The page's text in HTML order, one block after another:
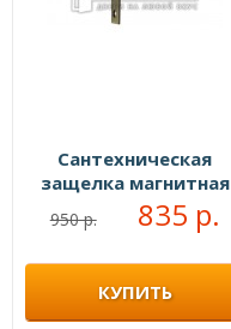
Сантехническая
защелка магнитная
бронза
950 р. 835 р.
КУПИТЬ